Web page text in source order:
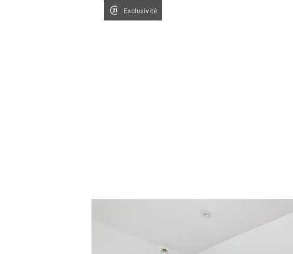
Exclusivité